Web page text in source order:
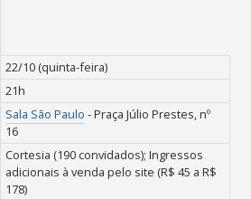
22/10 (quinta-feira)
21h
Sala São Paulo - Praça Júlio Prestes, nº
16
Cortesia (190 convidados); Ingressos
adicionais à venda pelo site (R$ 45 a R$
178)